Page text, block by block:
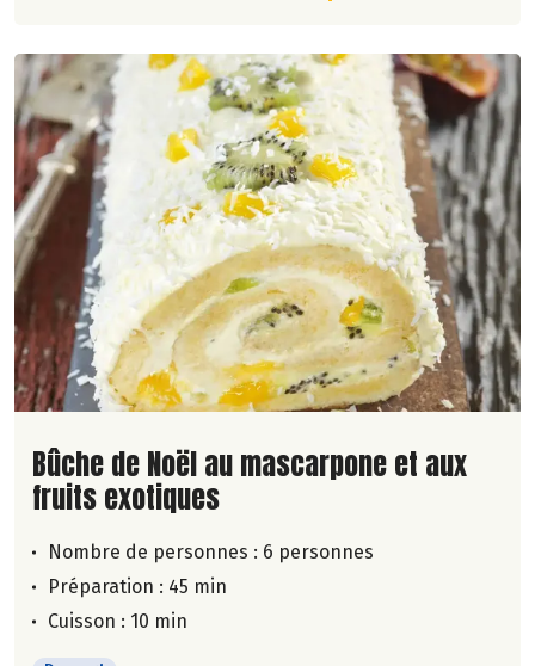
Lire la suite de la recette
Bûche de Noël au mascarpone et aux
fruits exotiques
Nombre de personnes : 6 personnes
Préparation : 45 min
Cuisson : 10 min